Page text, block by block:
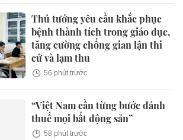
Thủ tướng yêu cầu khắc phục
bệnh thành tích trong giáo dục,
tăng cường chống gian lận thi
cử và lạm thu
56 phút trước
“Việt Nam cần từng bước đánh
thuế mọi bất động sản”
58 phút trước